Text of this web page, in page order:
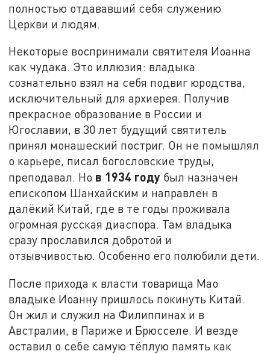
полностью отдававший себя служению
Церкви и людям.
Некоторые воспринимали святителя Иоанна
как чудака. Это иллюзия: владыка
сознательно взял на себя подвиг юродства,
исключительный для архиерея. Получив
прекрасное образование в России и
Югославии, в 30 лет будущий святитель
принял монашеский постриг. Он не помышлял
о карьере, писал богословские труды,
преподавал. Но в 1934 году был назначен
епископом Шанхайским и направлен в
далёкий Китай, где в те годы проживала
огромная русская диаспора. Там владыка
сразу прославился добротой и
отзывчивостью. Особенно его полюбили дети.
После прихода к власти товарища Мао
владыке Иоанну пришлось покинуть Китай.
Он жил и служил на Филиппинах и в
Австралии, в Париже и Брюсселе. И везде
оставил о себе самую тёплую память как